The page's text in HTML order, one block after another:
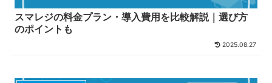
スマレジの料金プラン・導入費用を比較解説｜選び方
のポイントも
2025.08.27